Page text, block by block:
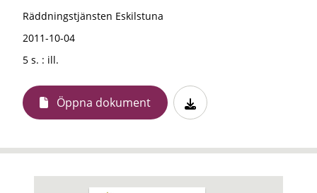
Räddningstjänsten Eskilstuna
2011-10-04
5 s. : ill.
Öppna dokument